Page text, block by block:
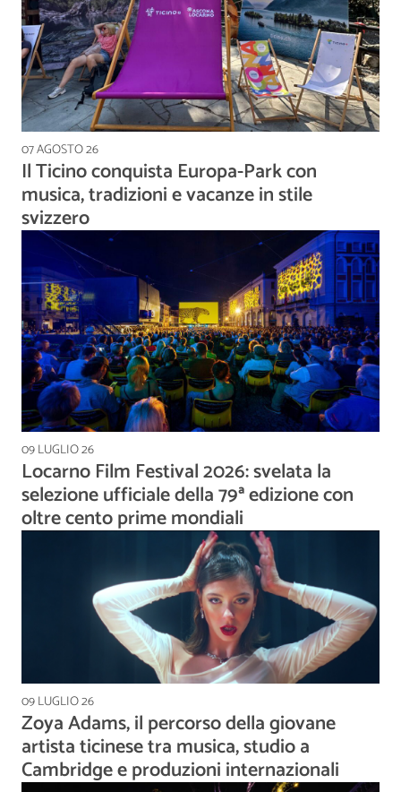
07 AGOSTO 26
Il Ticino conquista Europa-Park con
musica, tradizioni e vacanze in stile
svizzero
09 LUGLIO 26
Locarno Film Festival 2026: svelata la
selezione ufficiale della 79ª edizione con
oltre cento prime mondiali
09 LUGLIO 26
Zoya Adams, il percorso della giovane
artista ticinese tra musica, studio a
Cambridge e produzioni internazionali